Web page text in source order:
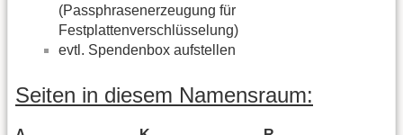
(Passphrasenerzeugung für
Festplattenverschlüsselung)
evtl. Spendenbox aufstellen
Seiten in diesem Namensraum: